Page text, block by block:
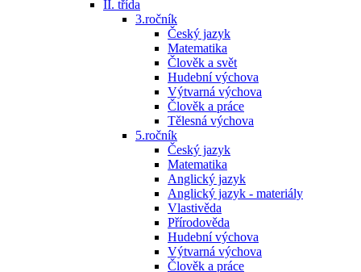
II. třída
3.ročník
Český jazyk
Matematika
Člověk a svět
Hudební výchova
Výtvarná výchova
Člověk a práce
Tělesná výchova
5.ročník
Český jazyk
Matematika
Anglický jazyk
Anglický jazyk - materiály
Vlastivěda
Přírodověda
Hudební výchova
Výtvarná výchova
Člověk a práce